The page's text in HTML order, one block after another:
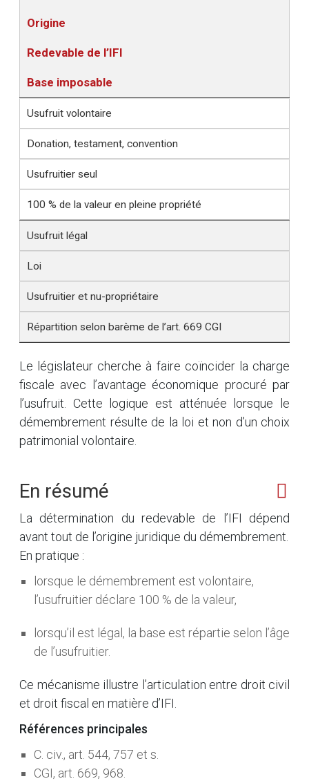
Origine
Redevable de l’IFI
Base imposable
Usufruit volontaire
Donation, testament, convention
Usufruitier seul
100 % de la valeur en pleine propriété
Usufruit légal
Loi
Usufruitier et nu-propriétaire
Répartition selon barème de l’art. 669 CGI
Le législateur cherche à faire coïncider la charge
fiscale avec l’avantage économique procuré par
l’usufruit. Cette logique est atténuée lorsque le
démembrement résulte de la loi et non d’un choix
patrimonial volontaire.
En résumé
La détermination du redevable de l’IFI dépend
avant tout de l’origine juridique du démembrement.
En pratique :
lorsque le démembrement est volontaire,
l’usufruitier déclare 100 % de la valeur,
lorsqu’il est légal, la base est répartie selon l’âge
de l’usufruitier.
Ce mécanisme illustre l’articulation entre droit civil
et droit fiscal en matière d’IFI.
Références principales
C. civ., art. 544, 757 et s.
CGI, art. 669, 968.